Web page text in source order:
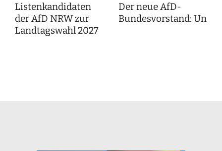
Listenkandidaten
der AfD NRW zur
Landtagswahl 2027
Der neue AfD-
Bundesvorstand: